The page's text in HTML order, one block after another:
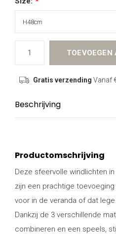
Gratis verzending Vanaf
Beschrijving
Productomschrijving
Deze sfeervolle windlichten
zijn een prachtige
voor in de veranda of dat
Dankzij de 3 verschillende
combineren en een speels,